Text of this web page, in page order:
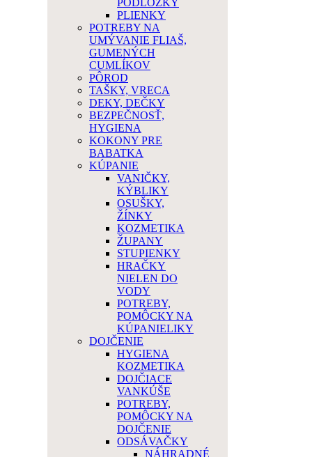
PODLOŽKY
PLIENKY
POTREBY NA
UMÝVANIE FLIAŠ,
GUMENÝCH
CUMLÍKOV
PÔROD
TAŠKY, VRECA
DEKY, DEČKY
BEZPEČNOSŤ,
HYGIENA
KOKONY PRE
BABATKA
KÚPANIE
VANIČKY,
KÝBLIKY
OSUŠKY,
ŽÍNKY
KOZMETIKA
ŽUPANY
STUPIENKY
HRAČKY
NIELEN DO
VODY
POTREBY,
POMÔCKY NA
KÚPANIELIKY
DOJČENIE
HYGIENA
KOZMETIKA
DOJČIACE
VANKÚŠE
POTREBY,
POMÔCKY NA
DOJČENIE
ODSÁVAČKY
NÁHRADNÉ